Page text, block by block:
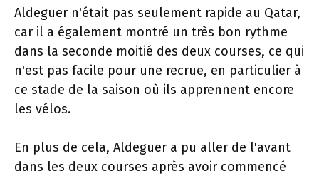
Aldeguer n'était pas seulement rapide au Qatar,
car il a également montré un très bon rythme
dans la seconde moitié des deux courses, ce qui
n'est pas facile pour une recrue, en particulier à
ce stade de la saison où ils apprennent encore
les vélos.
En plus de cela, Aldeguer a pu aller de l'avant
dans les deux courses après avoir commencé